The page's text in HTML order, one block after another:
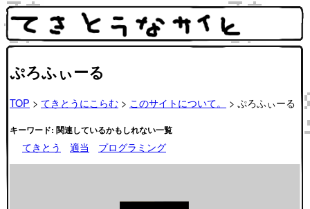
ぷろふぃーる
TOP > てきとうにこらむ > このサイトについて。 > ぷろふぃーる
キーワード: 関連しているかもしれない一覧
てきとう 適当 プログラミング